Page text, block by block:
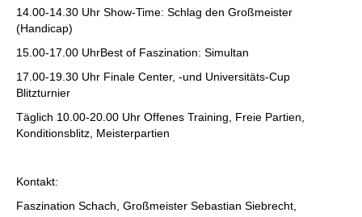
14.00-14.30 Uhr Show-Time: Schlag den Großmeister
(Handicap)
15.00-17.00 UhrBest of Faszination: Simultan
17.00-19.30 Uhr Finale Center, -und Universitäts-Cup
Blitzturnier
Täglich 10.00-20.00 Uhr Offenes Training, Freie Partien,
Konditionsblitz, Meisterpartien
Kontakt:
Faszination Schach, Großmeister Sebastian Siebrecht,